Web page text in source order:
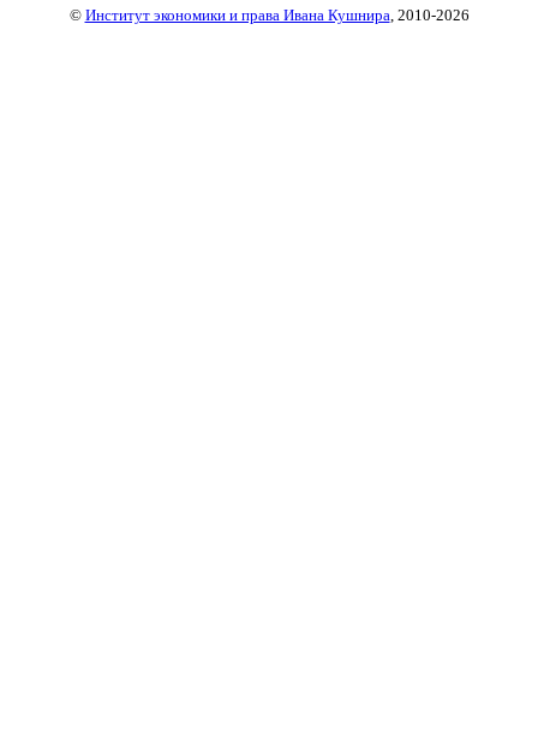
© Институт экономики и права Ивана Кушнира , 2010-2026